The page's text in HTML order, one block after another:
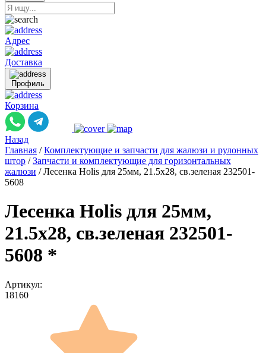
Адрес
Доставка
Профиль
Корзина
Назад
Главная / Комплектующие и запчасти для жалюзи и рулонных
штор / Запчасти и комплектующие для горизонтальных
жалюзи / Лесенка Holis для 25мм, 21.5x28, св.зеленая 232501-
5608
Лесенка Holis для 25мм,
21.5x28, св.зеленая 232501-
5608 *
Артикул:
18160